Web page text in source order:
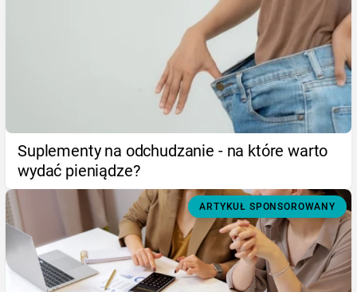
Suplementy na odchudzanie - na które warto
wydać pieniądze?
ARTYKUŁ SPONSOROWANY